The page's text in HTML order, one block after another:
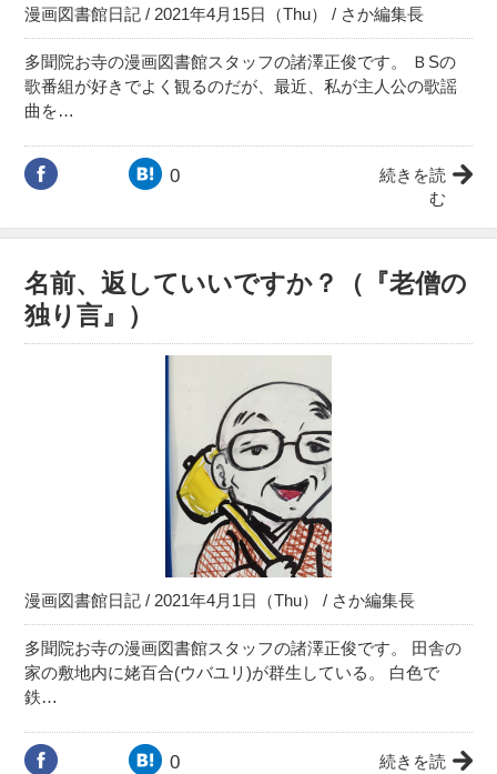
漫画図書館日記 / 2021年4月15日（Thu） / さか編集長
多聞院お寺の漫画図書館スタッフの諸澤正俊です。 ＢSの
歌番組が好きでよく観るのだが、最近、私が主人公の歌謡
曲を…
0
続きを読
む
名前、返していいですか？（『老僧の
独り言』）
漫画図書館日記 / 2021年4月1日（Thu） / さか編集長
多聞院お寺の漫画図書館スタッフの諸澤正俊です。 田舎の
家の敷地内に姥百合(ウバユリ)が群生している。 白色で
鉄…
0
続きを読